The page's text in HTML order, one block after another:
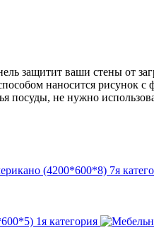
защитит ваши стены от
наносится рисунок
не нужно